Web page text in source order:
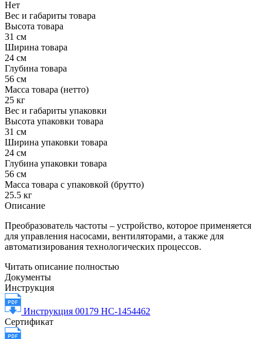
Нет
Вес и габариты товара
Высота товара
31 см
Ширина товара
24 см
Глубина товара
56 см
Масса товара (нетто)
25 кг
Вес и габариты упаковки
Высота упаковки товара
31 см
Ширина упаковки товара
24 см
Глубина упаковки товара
56 см
Масса товара с упаковкой (брутто)
25.5 кг
Описание
Преобразователь частоты – устройство, которое применяется
для управления насосами, вентиляторами, а также для
автоматизирования технологических процессов.
Читать описание полностью
Документы
Инструкция
Инструкция 00179 НС-1454462
Сертификат